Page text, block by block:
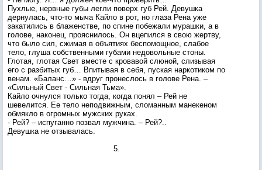
Пухлые, нервные губы легли поверх губ Рей. Девушка
дернулась, что-то мыча Кайло в рот, но глаза Рена уже
закатились в блаженстве, по спине побежали мурашки, а в
голове, наконец, прояснилось. Он вцепился в свою жертву,
что было сил, сжимая в объятиях беспомощное, слабое
тело, глуша собственными губами недовольные стоны.
Глотая, глотая Свет вместе с кровавой слюной, слизывая
его с разбитых губ… Впитывая в себя, пуская наркотиком по
венам. «Баланс…» - вдруг пронеслось в голове Рена. –
«Сильный Свет - Сильная Тьма».
Кайло очнулся только тогда, когда понял – Рей не
шевелится. Ее тело неподвижным, сломанным манекеном
обмякло в огромных мужских руках.
- Рей? – испуганно позвал мужчина. – Рей?..
Девушка не отзывалась.
5.